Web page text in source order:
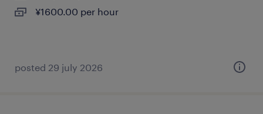
¥1600.00 per hour
posted 29 july 2026